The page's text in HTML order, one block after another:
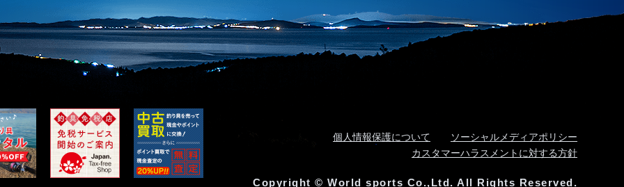
個人情報保護について
ソーシャルメディアポリシー
カスタマーハラスメントに対する方針
Copyright © World sports Co.,Ltd. All Rights Reserved.